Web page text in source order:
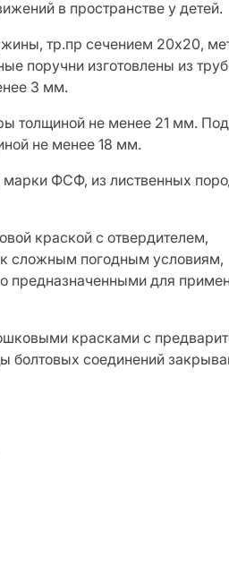
в пространстве у детей.
тр.пр сечением 20х20,
поручни изготовлены из
3 мм.
толщиной не менее 21 мм.
не менее 18 мм.
ФСФ, из лиственных
краской с отвердителем,
к сложным погодным условиям,
предназначенными для
красками с
болтовых соединений